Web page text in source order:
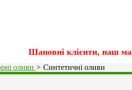
Шановні клієнти, наш
оливи > Синтетичні оливи